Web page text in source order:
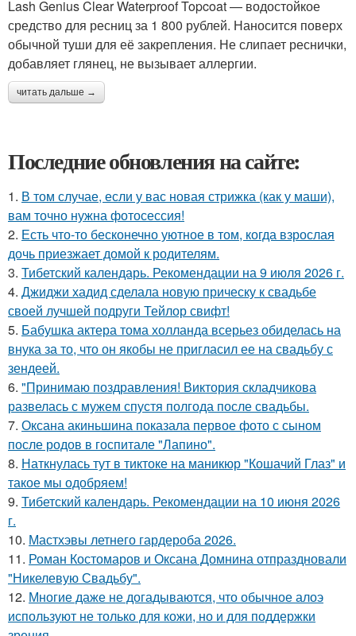
Lash Genius Clear Waterproof Topcoat — водостойкое
средство для ресниц за 1 800 рублей. Наносится поверх
обычной туши для её закрепления. Не слипает реснички,
добавляет глянец, не вызывает аллергии.
читать дальше →
Последние обновления на сайте:
1. В том случае, если у вас новая стрижка (как у маши),
вам точно нужна фотосессия!
2. Есть что-то бесконечно уютное в том, когда взрослая
дочь приезжает домой к родителям.
3. Тибетский календарь. Рекомендации на 9 июля 2026 г.
4. Джиджи хадид сделала новую прическу к свадьбе
своей лучшей подруги Тейлор свифт!
5. Бабушка актера тома холланда всерьез обиделась на
внука за то, что он якобы не пригласил ее на свадьбу с
зендеей.
6. "Принимаю поздравления! Виктория складчикова
развелась с мужем спустя полгода после свадьбы.
7. Оксана акиньшина показала первое фото с сыном
после родов в госпитале "Лапино".
8. Наткнулась тут в тиктоке на маникюр "Кошачий Глаз" и
такое мы одобряем!
9. Тибетский календарь. Рекомендации на 10 июня 2026
г.
10. Мастхэвы летнего гардероба 2026.
11. Роман Костомаров и Оксана Домнина отпраздновали
"Никелевую Свадьбу".
12. Многие даже не догадываются, что обычное алоэ
используют не только для кожи, но и для поддержки